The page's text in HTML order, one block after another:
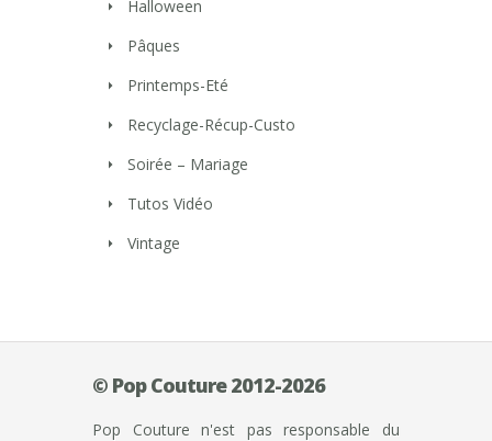
Halloween
Pâques
Printemps-Eté
Recyclage-Récup-Custo
Soirée – Mariage
Tutos Vidéo
Vintage
© Pop Couture 2012-2026
Pop Couture n'est pas responsable du